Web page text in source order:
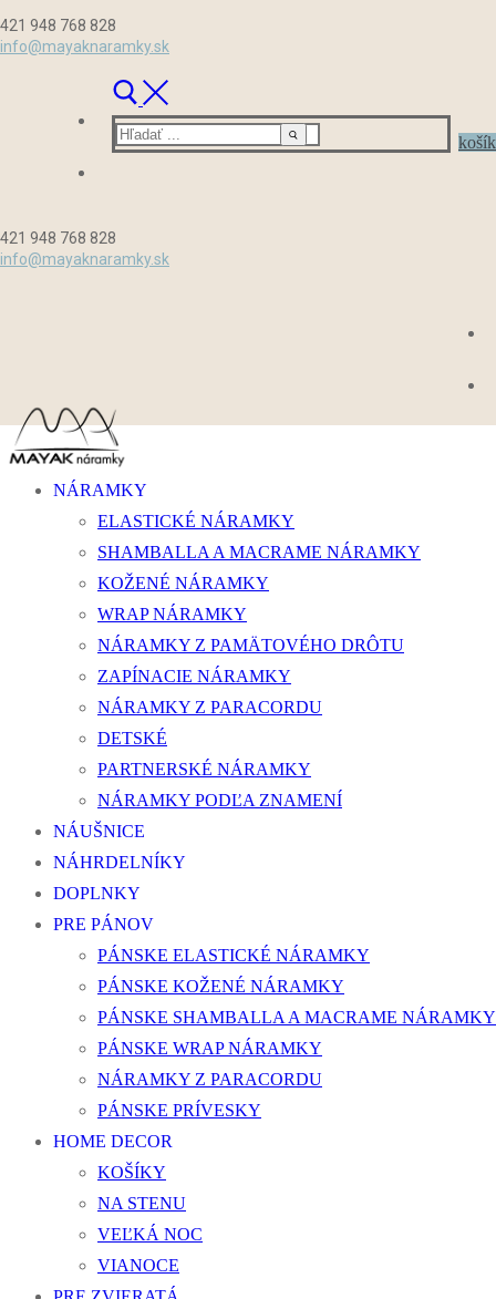
na
421 948 768 828
info@mayaknaramky.sk
Hľadať:
košík
421 948 768 828
info@mayaknaramky.sk
NÁRAMKY
ELASTICKÉ NÁRAMKY
SHAMBALLA A MACRAME NÁRAMKY
KOŽENÉ NÁRAMKY
WRAP NÁRAMKY
NÁRAMKY Z PAMÄTOVÉHO DRÔTU
ZAPÍNACIE NÁRAMKY
NÁRAMKY Z PARACORDU
DETSKÉ
PARTNERSKÉ NÁRAMKY
NÁRAMKY PODĽA ZNAMENÍ
NÁUŠNICE
NÁHRDELNÍKY
DOPLNKY
PRE PÁNOV
PÁNSKE ELASTICKÉ NÁRAMKY
PÁNSKE KOŽENÉ NÁRAMKY
PÁNSKE SHAMBALLA A MACRAME NÁRAMKY
PÁNSKE WRAP NÁRAMKY
NÁRAMKY Z PARACORDU
PÁNSKE PRÍVESKY
HOME DECOR
KOŠÍKY
NA STENU
VEĽKÁ NOC
VIANOCE